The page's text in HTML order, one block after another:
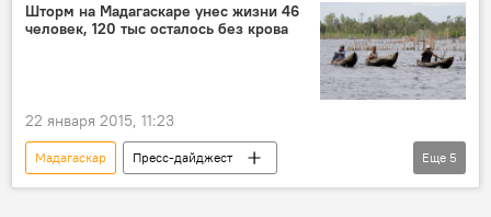
Шторм на Мадагаскаре унес жизни 46
человек, 120 тыс осталось без крова
22 января 2015, 11:23
Мадагаскар
Пресс-дайджест
Происшествия
В мире
Новости
Еще 5